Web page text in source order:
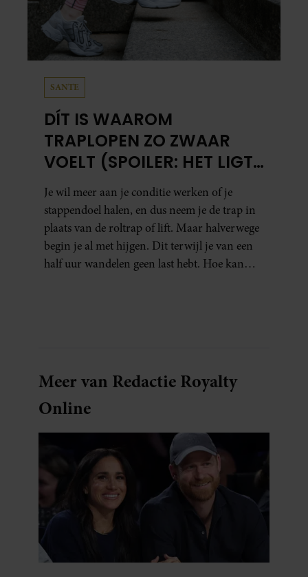
SANTE
DÍT IS WAAROM
TRAPLOPEN ZO ZWAAR
VOELT (SPOILER: HET LIGT
NIET AAN JE CONDITIE)
Je wil meer aan je conditie werken of je
stappendoel halen, en dus neem je de trap in
plaats van de roltrap of lift. Maar halverwege
begin je al met hijgen. Dit terwijl je van een
half uur wandelen geen last hebt. Hoe kan
Meer van Redactie Royalty
Online